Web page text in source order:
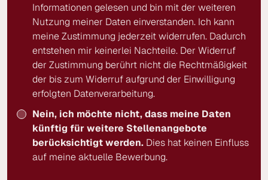
Informationen gelesen und bin mit der weiteren
Nutzung meiner Daten einverstanden. Ich kann
meine Zustimmung jederzeit widerrufen. Dadurch
entstehen mir keinerlei Nachteile. Der Widerruf
der Zustimmung berührt nicht die Rechtmäßigkeit
der bis zum Widerruf aufgrund der Einwilligung
erfolgten Datenverarbeitung.
Nein, ich möchte nicht, dass meine Daten
künftig für weitere Stellenangebote
berücksichtigt werden. Dies hat keinen Einfluss
auf meine aktuelle Bewerbung.